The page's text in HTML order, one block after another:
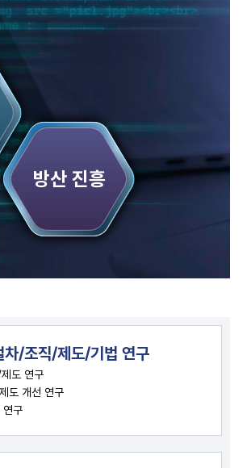
차/조직/제도/기법 연구
도 연구
도 개선 연구
연구
방산 진흥